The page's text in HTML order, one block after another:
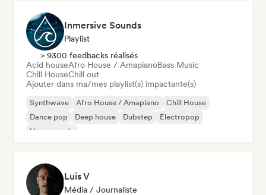
Inmersive Sounds
Playlist
> 9300 feedbacks réalisés
Acid houseAfro House / AmapianoBass Music
Chill HouseChill out
Ajouter dans ma/mes playlist(s) impactante(s)
Synthwave Afro House / Amapiano
Chill House
Dance pop
Deep house Dubstep
Electropop
House music
Luis V
Média / Journaliste